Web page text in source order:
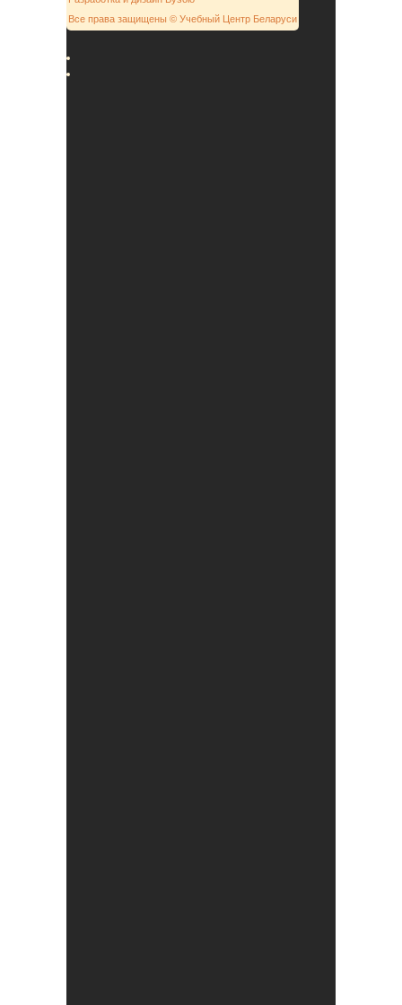
Все права защищены © Учебный Центр Беларуси